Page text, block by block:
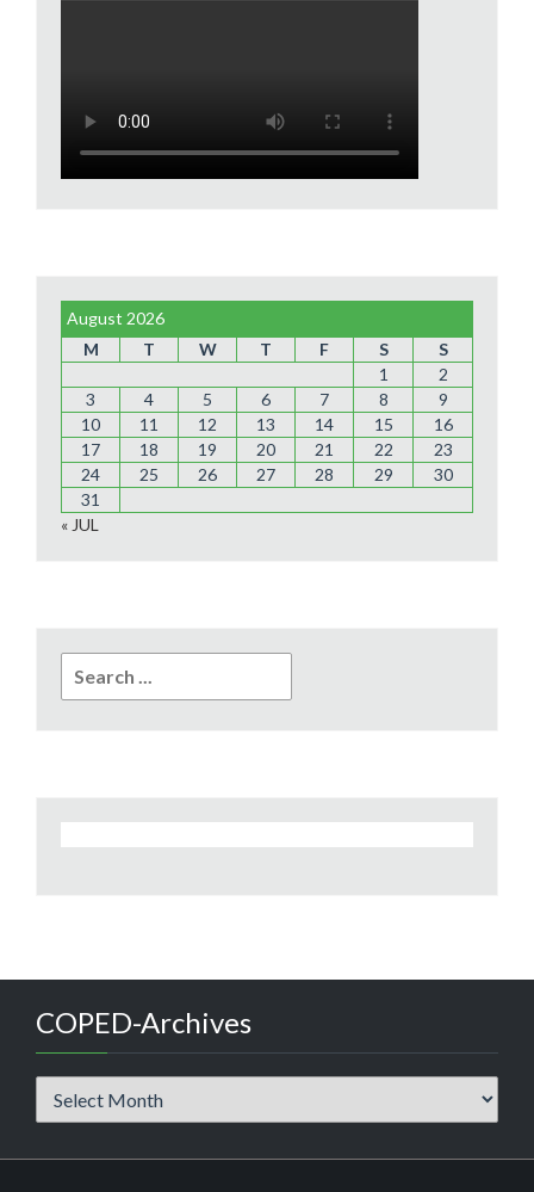
August 2026
M
T W T F S
S
1
2
3
4 5 6 7 8
9
10
11 12 13 14 15
16
17
18 19 20 21 22
23
24
25 26 27 28 29
30
31
« JUL
for:
COPED-Archives
Archives